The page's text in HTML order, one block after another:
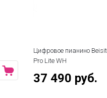
Цифровое пианино
Pro Lite WH
37 490 руб.